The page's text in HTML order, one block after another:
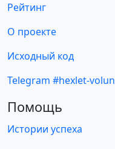
Рейтинг
О проекте
Исходный код
Telegram #hexlet-
Помощь
Истории успеха